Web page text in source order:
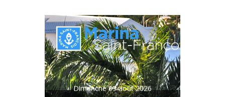
Dimanche 09 août 2026